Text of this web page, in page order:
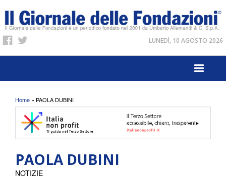
LUNEDÌ, 10 AGOSTO 2026
Tu sei qui
Home » PAOLA DUBINI
PAOLA DUBINI
NOTIZIE